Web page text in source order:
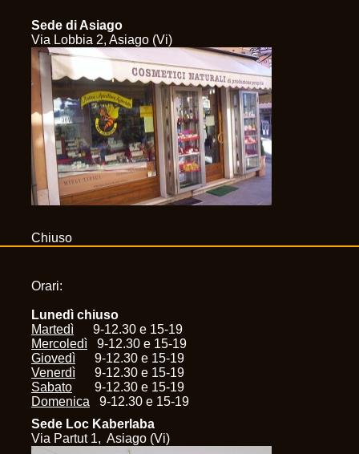
Sede di Asiago
Via Lobbia 2, Asiago (Vi)
Chiuso
Orari:
Lunedì chiuso
Martedì 9-12.30 e 15-19
Mercoledì 9-12.30 e 15-19
Giovedì 9-12.30 e 15-19
Venerdì 9-12.30 e 15-19
Sabato 9-12.30 e 15-19
Domenica 9-12.30 e 15-19
Sede Loc Kaberlaba
Via Partut 1, Asiago (Vi)